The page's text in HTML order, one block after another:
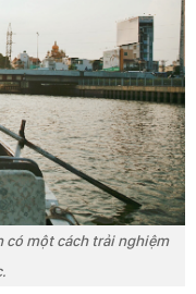
có một cách trải nghiệm